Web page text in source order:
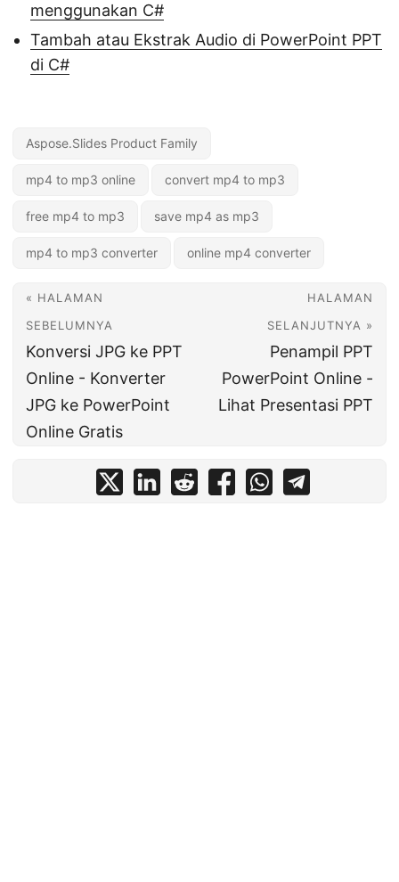
menggunakan C#
Tambah atau Ekstrak Audio di PowerPoint PPT
di C#
Aspose.Slides Product Family
mp4 to mp3 online convert mp4 to mp3
free mp4 to mp3 save mp4 as mp3
mp4 to mp3 converter online mp4 converter
« HALAMAN
SEBELUMNYA
Konversi JPG ke PPT
Online - Konverter
JPG ke PowerPoint
Online Gratis
HALAMAN
SELANJUTNYA »
Penampil PPT
PowerPoint Online -
Lihat Presentasi PPT